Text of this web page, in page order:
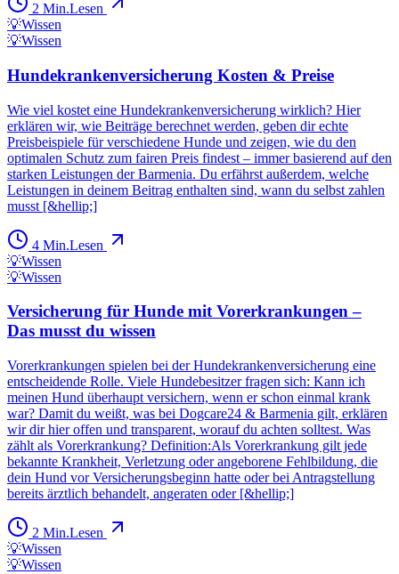
2 Min.Lesen
💡Wissen
💡Wissen
Hundekrankenversicherung Kosten & Preise
Wie viel kostet eine Hundekrankenversicherung wirklich? Hier
erklären wir, wie Beiträge berechnet werden, geben dir echte
Preisbeispiele für verschiedene Hunde und zeigen, wie du den
optimalen Schutz zum fairen Preis findest – immer basierend auf den
starken Leistungen der Barmenia. Du erfährst außerdem, welche
Leistungen in deinem Beitrag enthalten sind, wann du selbst zahlen
musst [&hellip;]
4 Min.Lesen
💡Wissen
💡Wissen
Versicherung für Hunde mit Vorerkrankungen –
Das musst du wissen
Vorerkrankungen spielen bei der Hundekrankenversicherung eine
entscheidende Rolle. Viele Hundebesitzer fragen sich: Kann ich
meinen Hund überhaupt versichern, wenn er schon einmal krank
war? Damit du weißt, was bei Dogcare24 & Barmenia gilt, erklären
wir dir hier offen und transparent, worauf du achten solltest. Was
zählt als Vorerkrankung? Definition:Als Vorerkrankung gilt jede
bekannte Krankheit, Verletzung oder angeborene Fehlbildung, die
dein Hund vor Versicherungsbeginn hatte oder bei Antragstellung
bereits ärztlich behandelt, angeraten oder [&hellip;]
2 Min.Lesen
💡Wissen
💡Wissen